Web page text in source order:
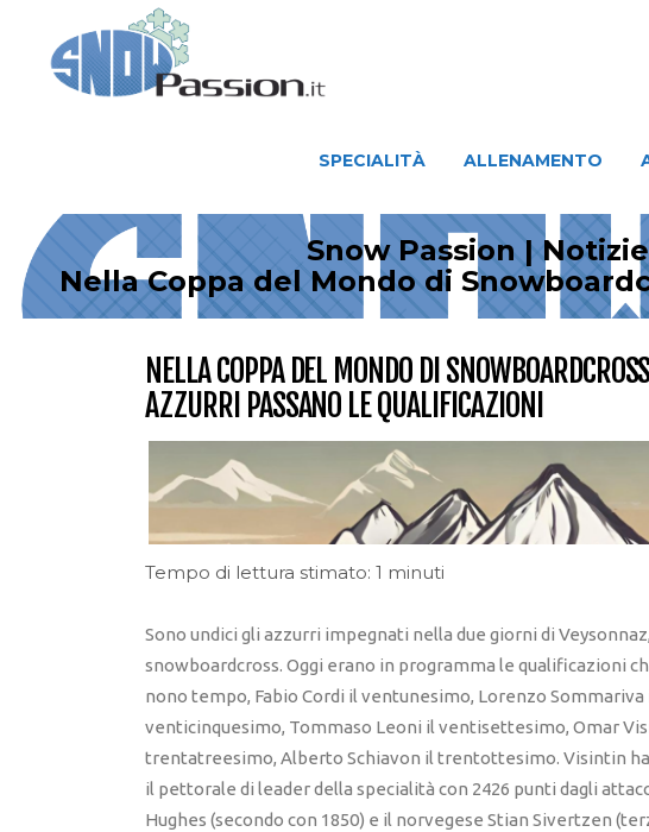
SPECIALITÀ ALLENAMENTO
Snow Passion |
Nella Coppa del Mondo di
NELLA COPPA DEL MONDO DI
AZZURRI PASSANO LE QUALIFICAZIONI
Tempo di lettura stimato: 1 minuti
Sono undici gli azzurri impegnati nella due giorni di
snowboardcross. Oggi erano in programma le qualificazioni
nono tempo, Fabio Cordi il ventunesimo, Lorenzo
venticinquesimo, Tommaso Leoni il ventisettesimo, Omar
trentatreesimo, Alberto Schiavon il trentottesimo. Visintin
il pettorale di leader della specialità con 2426 punti dagli
Hughes (secondo con 1850) e il norvegese Stian Sivertzen